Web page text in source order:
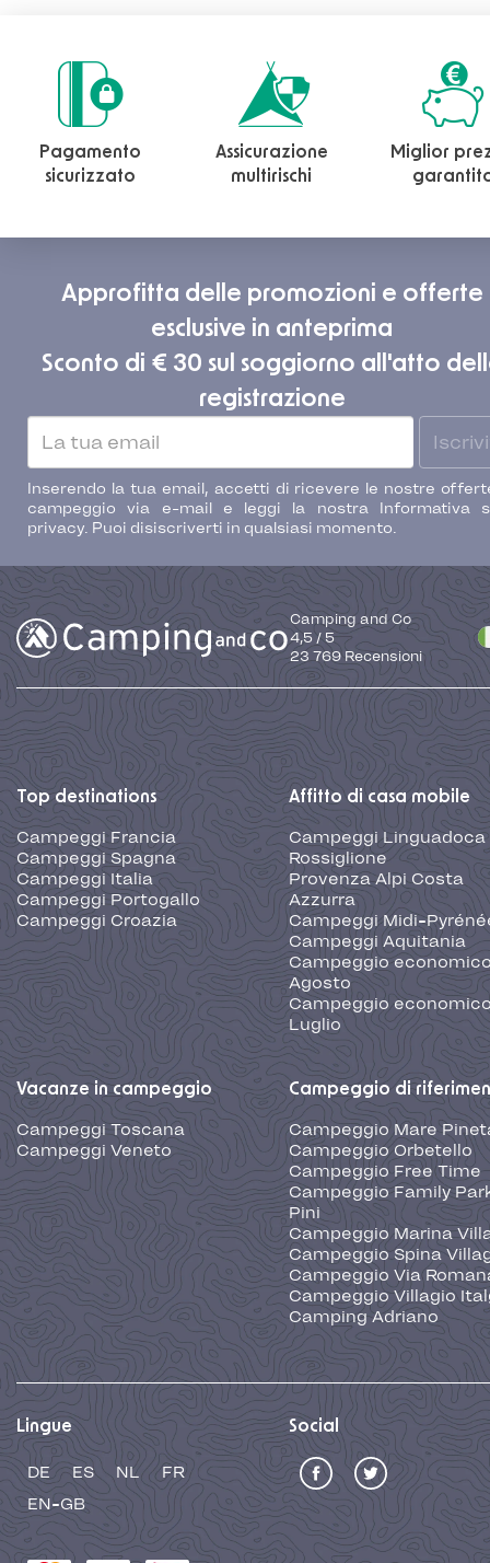
Pagamento
sicurizzato
Assicurazione
multirischi
Miglior
Approfitta delle promozioni e offerte
esclusive in anteprima
Sconto di € 30 sul soggiorno all'atto
registrazione
Inserendo la tua email, accetti di ricevere le nostre
campeggio via e-mail e leggi la nostra Informativa
privacy. Puoi disiscriverti in qualsiasi momento.
Camping and Co
4,5 / 5
23 769 Recensioni
Top destinations
Campeggi Francia
Campeggi Spagna
Campeggi Italia
Campeggi Portogallo
Campeggi Croazia
Affitto di casa mobile
Campeggi Linguadoca
Rossiglione
Provenza Alpi Costa
Azzurra
Campeggi Midi-
Campeggi Aquitania
Campeggio
Agosto
Campeggio
Luglio
Vacanze in campeggio
Campeggi Toscana
Campeggi Veneto
Campeggio di
Campeggio Mare
Campeggio Orbetello
Campeggio Free Time
Campeggio Family
Pini
Campeggio Marina
Campeggio Spina
Campeggio Via
Campeggio Villagio
Camping Adriano
Lingue
DE ES NL
FR
EN-GB
Social